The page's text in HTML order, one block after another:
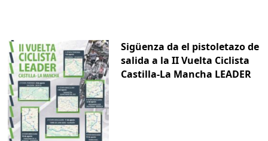
Sigüenza da el pistoletazo de
salida a la II Vuelta Ciclista
Castilla-La Mancha LEADER